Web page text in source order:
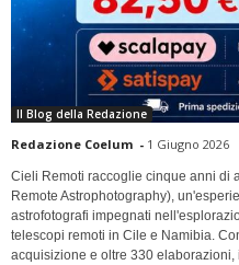
Il Blog della Redazione
Redazione Coelum - 1 Giugno 2026
Cieli Remoti raccoglie cinque anni di
Remote Astrophotography),
astrofotografi impegnati
telescopi remoti in Cile e Namibia.
acquisizione e oltre 330